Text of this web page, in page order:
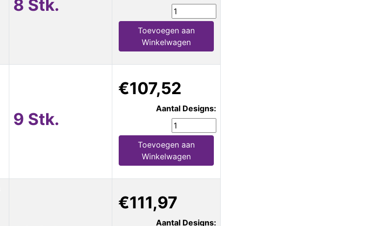
8 Stk.
Toevoegen aan
Winkelwagen
9 Stk.
€107,52
Aantal Designs:
Toevoegen aan
Winkelwagen
€111,97
Aantal Designs: